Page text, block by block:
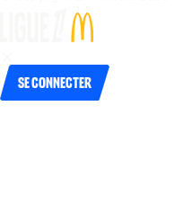
Se connecter